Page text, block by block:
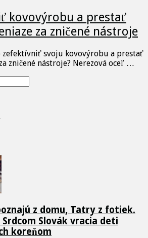
kovovýrobu a prestať
za zničené nástroje
zefektívniť svoju kovovýrobu a prestať
zničené nástroje? Nerezová oceľ …
z domu, Tatry z fotiek.
Slovák vracia deti
koreňom